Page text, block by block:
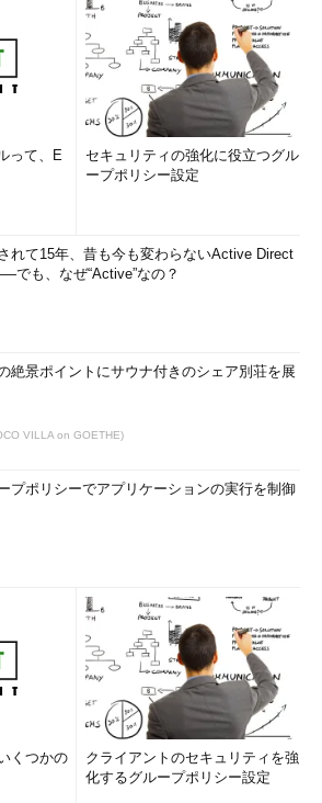
って、E
セキュリティの強化に役立つグル
ープポリシー設定
れて15年、昔も今も変わらないActive Direct
でも、なぜ“Active”なの？
絶景ポイントにサウナ付きのシェア別荘を展
VILLA on GOETHE)
プポリシーでアプリケーションの実行を制御
くつかの
クライアントのセキュリティを強
化するグループポリシー設定